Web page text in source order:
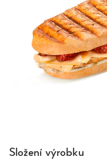
Složení výrobku